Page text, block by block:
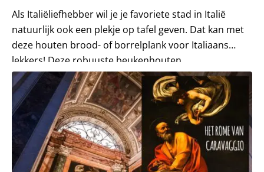
Als Italiëliefhebber wil je je favoriete stad in Italië
natuurlijk ook een plekje op tafel geven. Dat kan met
deze houten brood- of borrelplank voor Italiaans
lekkers! Deze robuuste beukenhouten...
Lees meer over City Walk Het Rome van Caravaggio